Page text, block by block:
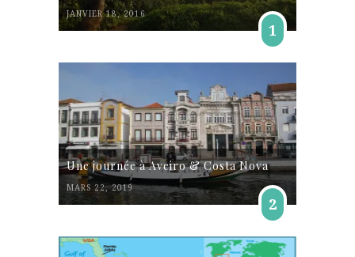
JANVIER 18, 2016
1
Une journée à Aveiro & Costa Nova
MARS 22, 2019
2